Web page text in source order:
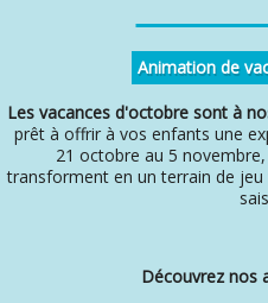
Animation de
Les vacances d'octobre sont à
prêt à offrir à vos enfants une
21 octobre au 5
transforment en un terrain de
Découvrez nos